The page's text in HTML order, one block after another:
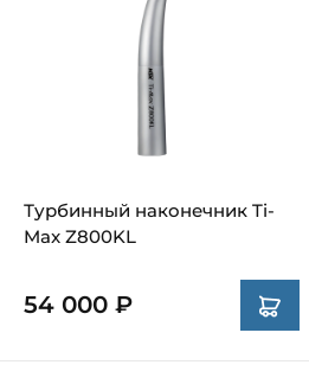
Турбинный наконечник Ti-
Max Z800KL
54 000 ₽